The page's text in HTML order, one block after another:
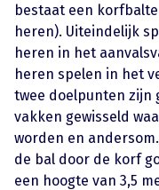
bestaat een
heren). Uiteindelijk
heren in het
heren spelen in het
twee doelpunten zijn
vakken gewisseld
worden en
de bal door de korf
een hoogte van 3,5